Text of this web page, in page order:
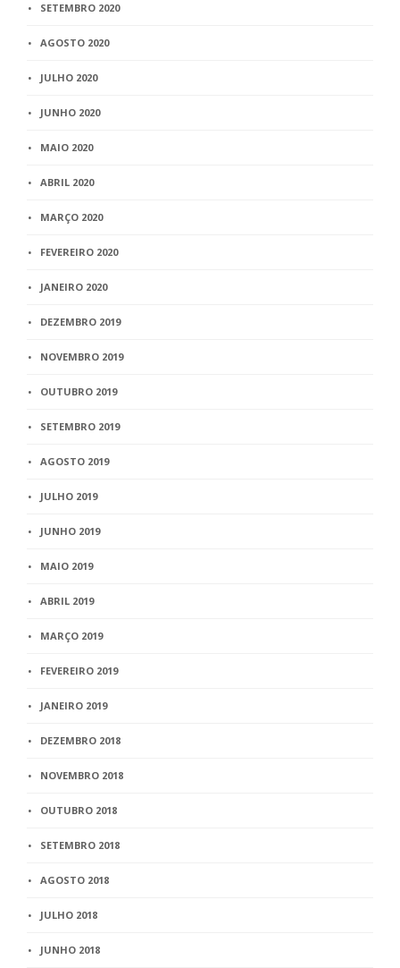
SETEMBRO 2020
AGOSTO 2020
JULHO 2020
JUNHO 2020
MAIO 2020
ABRIL 2020
MARÇO 2020
FEVEREIRO 2020
JANEIRO 2020
DEZEMBRO 2019
NOVEMBRO 2019
OUTUBRO 2019
SETEMBRO 2019
AGOSTO 2019
JULHO 2019
JUNHO 2019
MAIO 2019
ABRIL 2019
MARÇO 2019
FEVEREIRO 2019
JANEIRO 2019
DEZEMBRO 2018
NOVEMBRO 2018
OUTUBRO 2018
SETEMBRO 2018
AGOSTO 2018
JULHO 2018
JUNHO 2018